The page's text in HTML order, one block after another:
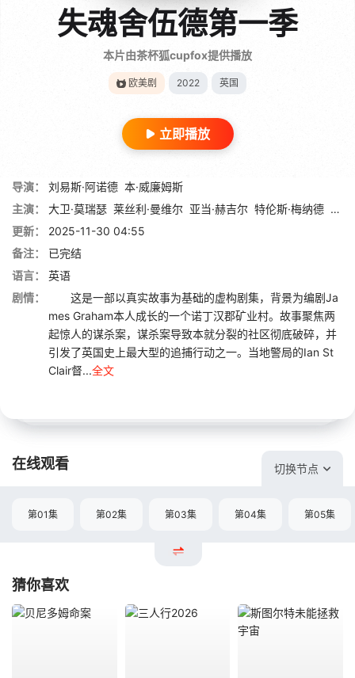
失魂舍伍德第一季
本片由茶杯狐cupfox提供播放
欧美剧 2022 英国
立即播放
导演： 刘易斯·阿诺德 本·威廉姆斯
主演：
大卫·莫瑞瑟 莱丝利·曼维尔 亚当·赫吉尔 特伦斯·梅纳德 罗伯
更新：
2025-11-30 04:55
备注：
已完结
语言：
英语
剧情：
这是一部以真实故事为基础的虚构剧集，背景为编剧Ja
mes Graham本人成长的一个诺丁汉郡矿业村。故事聚焦两
起惊人的谋杀案，谋杀案导致本就分裂的社区彻底破碎，并
引发了英国史上最大型的追捕行动之一。当地警局的Ian St
Clair督...全文
在线观看 切换节点
第01集 第02集 第03集 第04集 第05集
猜你喜欢